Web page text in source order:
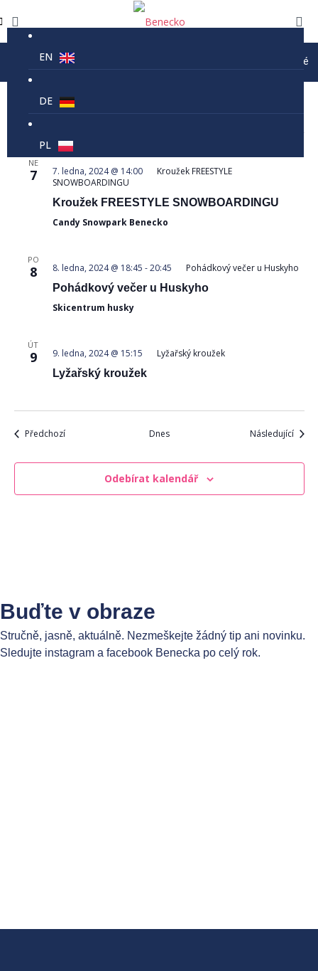
Prázdninový provoz lanovky Kejnos je 9-16 každé
EN
DE
PL
pro
pro
07.01.2024
Vyberte
NE
7 7. ledna, 2024 @ 14:00
Kroužek FREESTYLE
SNOWBOARDINGU
Kroužek FREESTYLE SNOWBOARDINGU
Candy Snowpark Benecko
PO
8 8. ledna, 2024 @ 18:45 -20:45
Pohádkový večer u Huskyho
Pohádkový večer u Huskyho
Skicentrum husky
ÚT
9 9. ledna, 2024 @ 15:15
Lyžařský kroužek
Lyžařský kroužek
PředchozíAkce Dnes NásledujícíAkce
Odebírat kalendář
Buďte v obraze
Stručně, jasně, aktuálně. Nezmeškejte žádný tip ani novinku.
Sledujte instagram a facebook Benecka po celý rok.